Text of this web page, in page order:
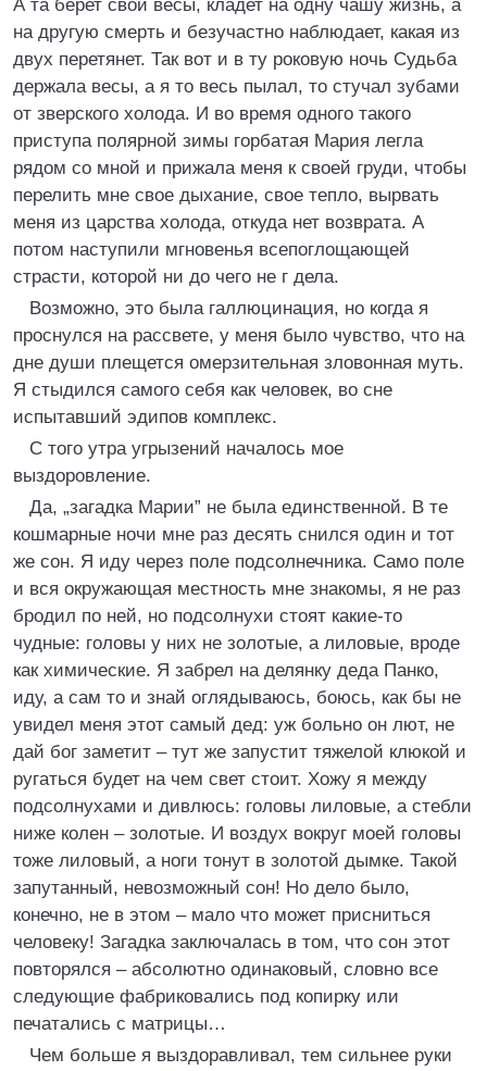
А та берет свои весы, кладет на одну чашу жизнь, а
на другую смерть и безучастно наблюдает, какая из
двух перетянет. Так вот и в ту роковую ночь Судьба
держала весы, а я то весь пылал, то стучал зубами
от зверского холода. И во время одного такого
приступа полярной зимы горбатая Мария легла
рядом со мной и прижала меня к своей груди, чтобы
перелить мне свое дыхание, свое тепло, вырвать
меня из царства холода, откуда нет возврата. А
потом наступили мгновенья всепоглощающей
страсти, которой ни до чего не г дела.
Возможно, это была галлюцинация, но когда я
проснулся на рассвете, у меня было чувство, что на
дне души плещется омерзительная зловонная муть.
Я стыдился самого себя как человек, во сне
испытавший эдипов комплекс.
С того утра угрызений началось мое
выздоровление.
Да, „загадка Марии” не была единственной. В те
кошмарные ночи мне раз десять снился один и тот
же сон. Я иду через поле подсолнечника. Само поле
и вся окружающая местность мне знакомы, я не раз
бродил по ней, но подсолнухи стоят какие-то
чудные: головы у них не золотые, а лиловые, вроде
как химические. Я забрел на делянку деда Панко,
иду, а сам то и знай оглядываюсь, боюсь, как бы не
увидел меня этот самый дед: уж больно он лют, не
дай бог заметит – тут же запустит тяжелой клюкой и
ругаться будет на чем свет стоит. Хожу я между
подсолнухами и дивлюсь: головы лиловые, а стебли
ниже колен – золотые. И воздух вокруг моей головы
тоже лиловый, а ноги тонут в золотой дымке. Такой
запутанный, невозможный сон! Но дело было,
конечно, не в этом – мало что может присниться
человеку! Загадка заключалась в том, что сон этот
повторялся – абсолютно одинаковый, словно все
следующие фабриковались под копирку или
печатались с матрицы…
Чем больше я выздоравливал, тем сильнее руки